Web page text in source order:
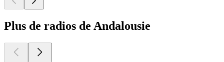
Plus de radios de Andalousie